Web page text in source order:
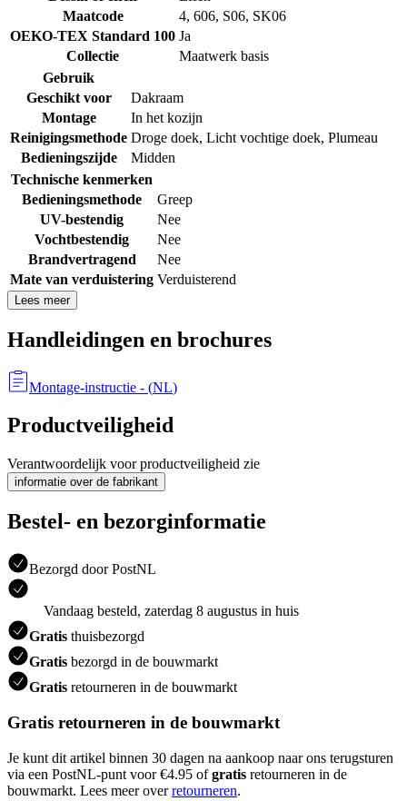
Maatcode
4, 606, S06, SK06
OEKO-TEX Standard 100 Ja
Collectie
Maatwerk basis
Gebruik
Geschikt voor
Dakraam
Montage
In het kozijn
Reinigingsmethode Droge doek, Licht vochtige doek, Plumeau
Bedieningszijde
Midden
Technische kenmerken
Bedieningsmethode
Greep
UV-bestendig
Nee
Vochtbestendig
Nee
Brandvertragend
Nee
Mate van verduistering Verduisterend
Lees meer
Handleidingen en brochures
Montage-instructie - (NL)
Productveiligheid
Verantwoordelijk voor productveiligheid zie
informatie over de fabrikant
Bestel- en bezorginformatie
Bezorgd door PostNL
Vandaag besteld, zaterdag 8 augustus in huis
Gratis thuisbezorgd
Gratis bezorgd in de bouwmarkt
Gratis retourneren in de bouwmarkt
Gratis retourneren in de bouwmarkt
Je kunt dit artikel binnen 30 dagen na aankoop naar ons terugsturen
via een PostNL-punt voor €4.95 ofgratis retourneren in de
bouwmarkt. Lees meer overretourneren.